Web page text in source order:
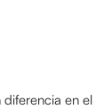
en el